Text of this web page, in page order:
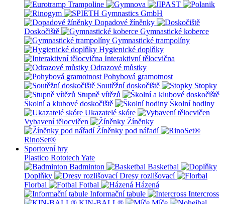
Dopadové žíněnky
Doskočiště
Gymnastické koberce
Gymnastické trampolíny
Hygienické doplňky
Interaktivní tělocvična
Odrazové můstky
Pohybová gramotnost
Soutěžní doskočiště
Stopky
Stupně vítězů
Školní a klubové doskočiště
Školní hodiny
Ukazatelé skóre
Vybavení tělocvičen
Žíněnky
Žíněnky pod nářadí
RinoSet®
Sportovní hry
Plastico Rototech Yate
Badminton
Basketbal
Doplňky
Dresy rozlišovací
Florbal
Fotbal
Házená
Informační tabule
Intercross